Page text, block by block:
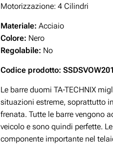
Motorizzazione: 4 Cilindri
Materiale: Acciaio
Colore: Nero
Regolabile: No
Codice prodotto: SSDSVOW201
Le barre duomi TA-TECHNIX
situazioni estreme, soprattutto
frenata. Tutte le barre vengono
veicolo e sono quindi perfette.
componente importante nel